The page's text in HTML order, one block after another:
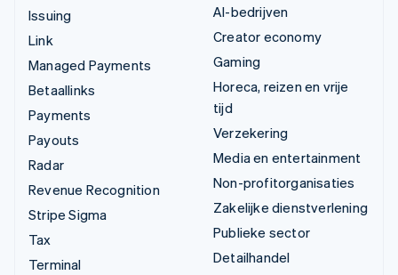
Issuing
Link
Managed Payments
Betaallinks
Payments
Payouts
Radar
Revenue Recognition
Stripe Sigma
Tax
Terminal
AI-bedrijven
Creator economy
Gaming
Horeca, reizen en vrije
tijd
Verzekering
Media en entertainment
Non-profitorganisaties
Zakelijke dienstverlening
Publieke sector
Detailhandel